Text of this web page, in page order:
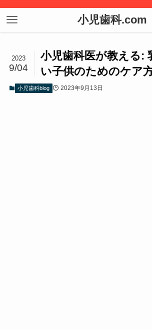
小児歯科.com
小児歯科医が教える:
い子供のためのケア
2023
9/04
小児歯科blog 2023年9月13日